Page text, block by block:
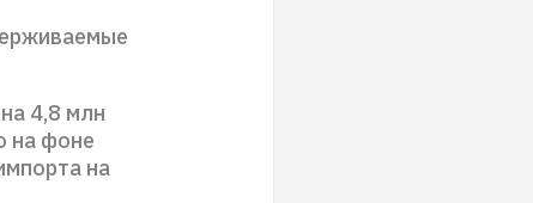
4,8 млн
на фоне
на